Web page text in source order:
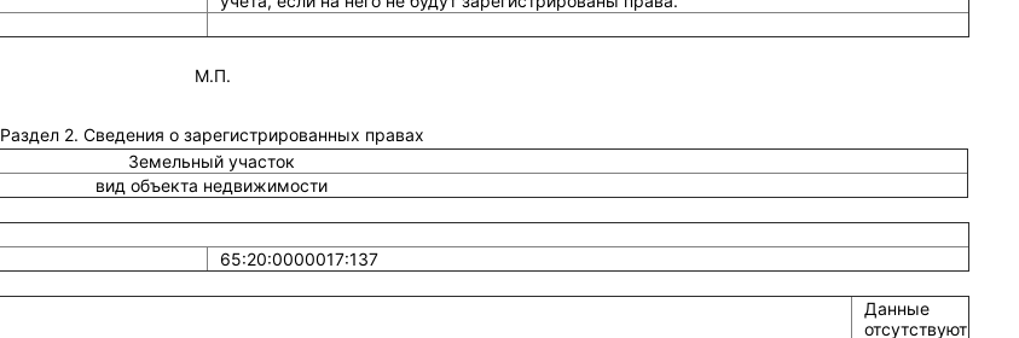
М.П.
Раздел 2. Сведения о зарегистрированных правах
Земельный участок
вид объекта недвижимости
65:20:0000017:137
Данные
отсутствуют